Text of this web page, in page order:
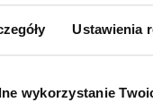
Ustawienia
wykorzystanie